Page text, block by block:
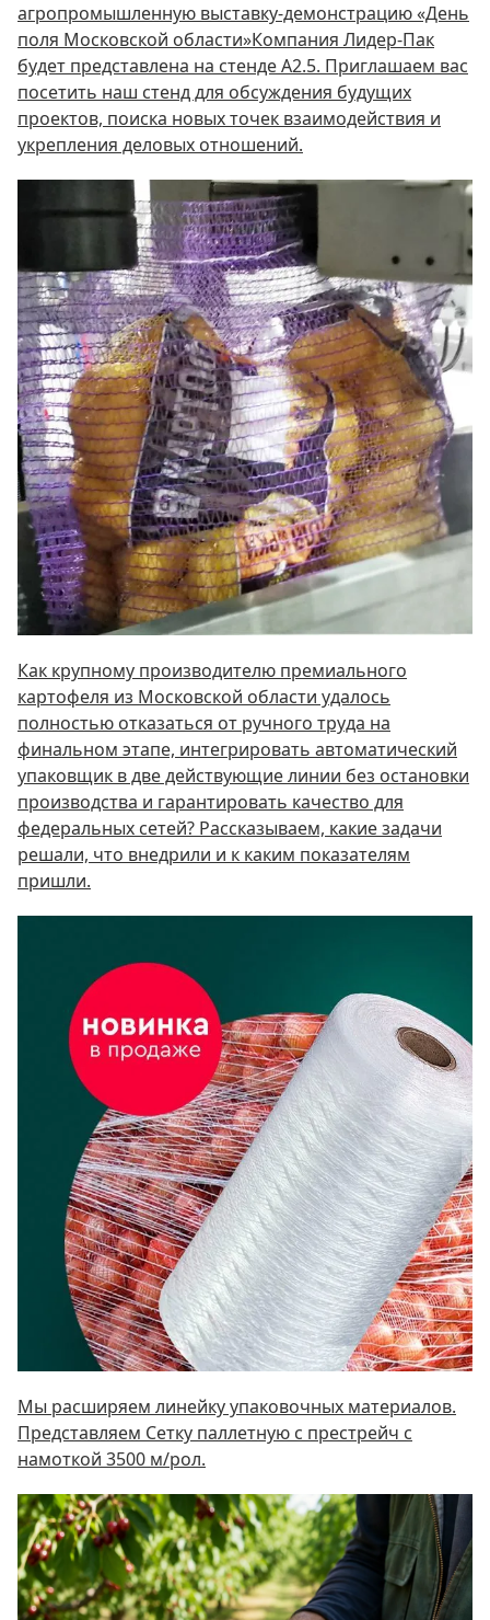
агропромышленную выставку-демонстрацию «День
поля Московской области»Компания Лидер-Пак
будет представлена на стенде А2.5. Приглашаем вас
посетить наш стенд для обсуждения будущих
проектов, поиска новых точек взаимодействия и
укрепления деловых отношений.
Как крупному производителю премиального
картофеля из Московской области удалось
полностью отказаться от ручного труда на
финальном этапе, интегрировать автоматический
упаковщик в две действующие линии без остановки
производства и гарантировать качество для
федеральных сетей? Рассказываем, какие задачи
решали, что внедрили и к каким показателям
пришли.
Мы расширяем линейку упаковочных материалов.
Представляем Сетку паллетную c престрейч с
намоткой 3500 м/рол.